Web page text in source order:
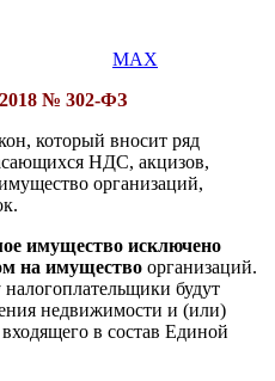
MAX
№ 302-ФЗ
который вносит ряд
НДС, акцизов,
организаций,
имущество исключено
на имущество организаций.
будут
недвижимости и (или)
в состав Единой